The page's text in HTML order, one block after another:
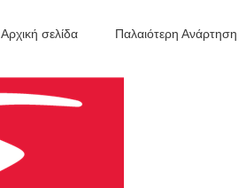
Παλαιότερη Ανάρτηση
Αρχική σελίδα